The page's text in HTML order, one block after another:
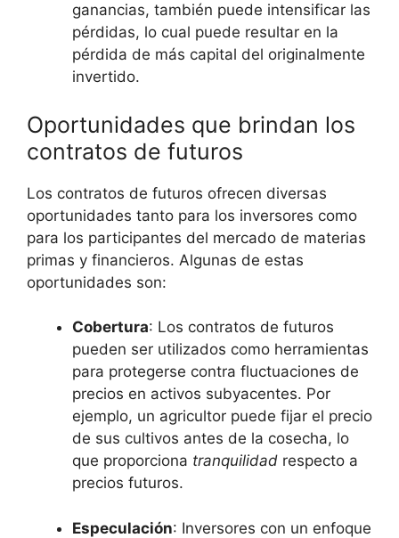
ganancias,​ también puede intensificar ‌las
pérdidas, lo cual puede resultar en la
⁤pérdida de más capital del originalmente
invertido.
Oportunidades que⁣ brindan los
contratos de ⁤futuros
Los contratos de⁤ futuros ofrecen diversas
oportunidades tanto para los ⁣inversores como
para los‌ participantes del mercado de materias
primas y financieros. Algunas de estas
oportunidades son:
Cobertura: Los contratos de ⁢futuros
pueden ser ‌utilizados como herramientas
para⁢ protegerse contra fluctuaciones de
precios en activos subyacentes.‌ Por
⁤ejemplo, un agricultor puede fijar el precio
de ⁣sus cultivos antes‍ de la cosecha, lo
que proporciona tranquilidad respecto a
precios futuros.
Especulación: Inversores con un enfoque